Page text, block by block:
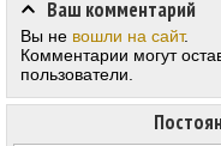
Ваш комментарий
Вы не вошли на сайт.
Комментарии могут
пользователи.